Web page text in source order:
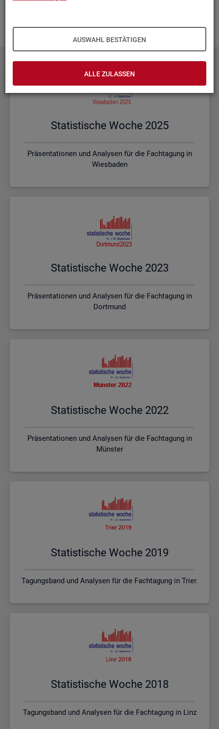
AUSWAHL BESTÄTIGEN
ALLE ZULASSEN
Sta­tis­ti­sche Woche 2025
Präsentationen und Analysen für die Fachtagung in
Wiesbaden
Sta­tis­ti­sche Woche 2023
Präsentationen und Analysen für die Fachtagung in
Dortmund
Sta­tis­ti­sche Woche 2022
Präsentationen und Analysen für die Fachtagung in
Münster
Sta­tis­ti­sche Woche 2019
Tagungsband und Analysen für die Fachtagung in Trier.
Sta­tis­ti­sche Woche 2018
Tagungsband und Analysen für die Fachtagung in Linz